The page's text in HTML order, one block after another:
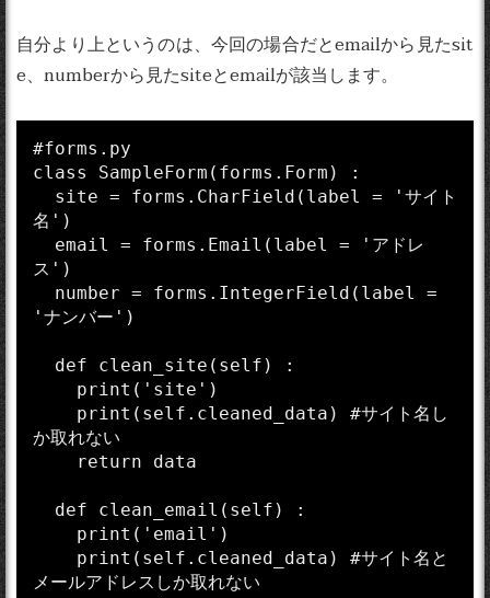
自分より上というのは、今回の場合だとemailから見たsit
e、numberから見たsiteとemailが該当します。
#forms.py
class SampleForm(forms.Form) :
名')
ス')
'ナンバー')
か取れない
メールアドレスしか取れない